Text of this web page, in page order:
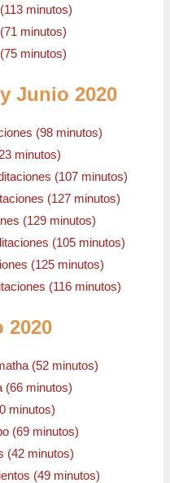
minutos)
minutos)
minutos)
Junio 2020
(98 minutos)
minutos)
(107 minutos)
(127 minutos)
(129 minutos)
(105 minutos)
(125 minutos)
(116 minutos)
2020
(52 minutos)
(66 minutos)
minutos)
(69 minutos)
(42 minutos)
(49 minutos)